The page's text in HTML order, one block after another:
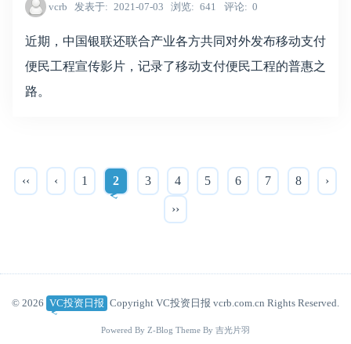
vcrb 发表于 2021-07-03 浏览 641 评论 0
近期，中国银联还联合产业各方共同对外发布移动支付
便民工程宣传影片，记录了移动支付便民工程的普惠之
路。
‹‹ ‹ 1 2 3 4 5 6 7 8 ›
››
© 2026 VC投资日报 Copyright VC投资日报 vcrb.com.cn Rights Reserved.
Powered By Z-Blog Theme By 吉光片羽